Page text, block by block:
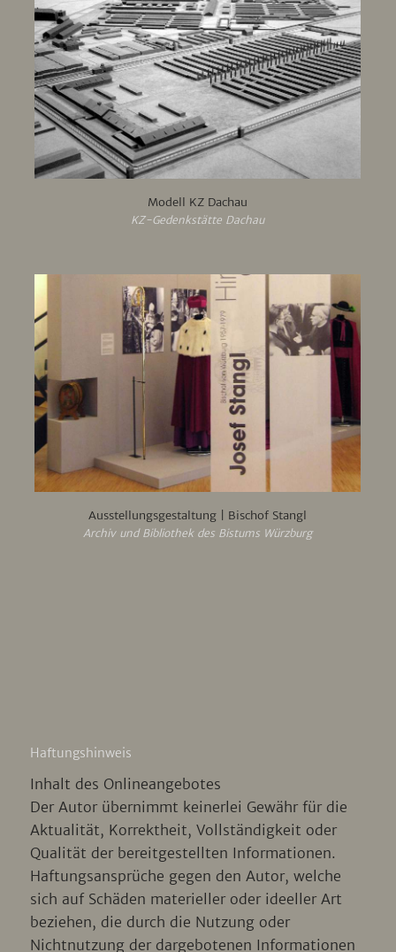
Modell KZ Dachau
KZ-Gedenkstätte Dachau
Ausstellungsgestaltung | Bischof Stangl
Archiv und Bibliothek des Bistums Würzburg
Haftungshinweis
Inhalt des Onlineangebotes
Der Autor übernimmt keinerlei Gewähr für die
Aktualität, Korrektheit, Vollständigkeit oder
Qualität der bereitgestellten Informationen.
Haftungsansprüche gegen den Autor, welche
sich auf Schäden materieller oder ideeller Art
beziehen, die durch die Nutzung oder
Nichtnutzung der dargebotenen Informationen